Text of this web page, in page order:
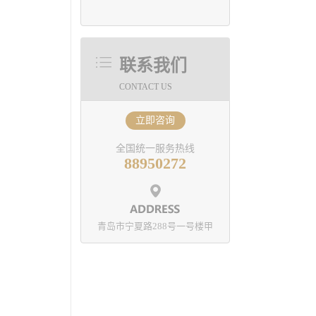
联系我们
CONTACT US
立即咨询
全国统一服务热线
88950272
青岛市宁夏路288号一号楼甲